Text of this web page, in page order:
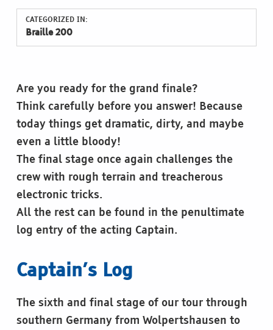
CATEGORIZED IN:
Braille 200
Are you ready for the grand finale?
Think carefully before you answer! Because
today things get dramatic, dirty, and maybe
even a little bloody!
The final stage once again challenges the
crew with rough terrain and treacherous
electronic tricks.
All the rest can be found in the penultimate
log entry of the acting Captain.
Captain’s Log
The sixth and final stage of our tour through
southern Germany from Wolpertshausen to